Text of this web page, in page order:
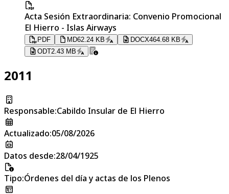
Acta Sesión Extraordinaria: Convenio Promocional
El Hierro - Islas Airways
PDF MD62.24 KB DOCX464.68 KB
ODT2.43 MB
2011
Responsable:Cabildo Insular de El Hierro
Actualizado:05/08/2026
Datos desde:28/04/1925
Tipo:Órdenes del día y actas de los Plenos